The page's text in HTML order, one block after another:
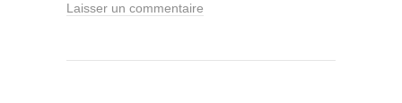
Laisser un commentaire